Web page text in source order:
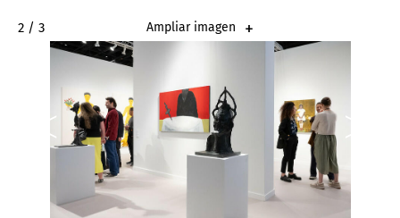
2 / 3 Ampliar imagen